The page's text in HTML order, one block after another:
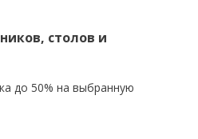
столов и
до 50% на выбранную